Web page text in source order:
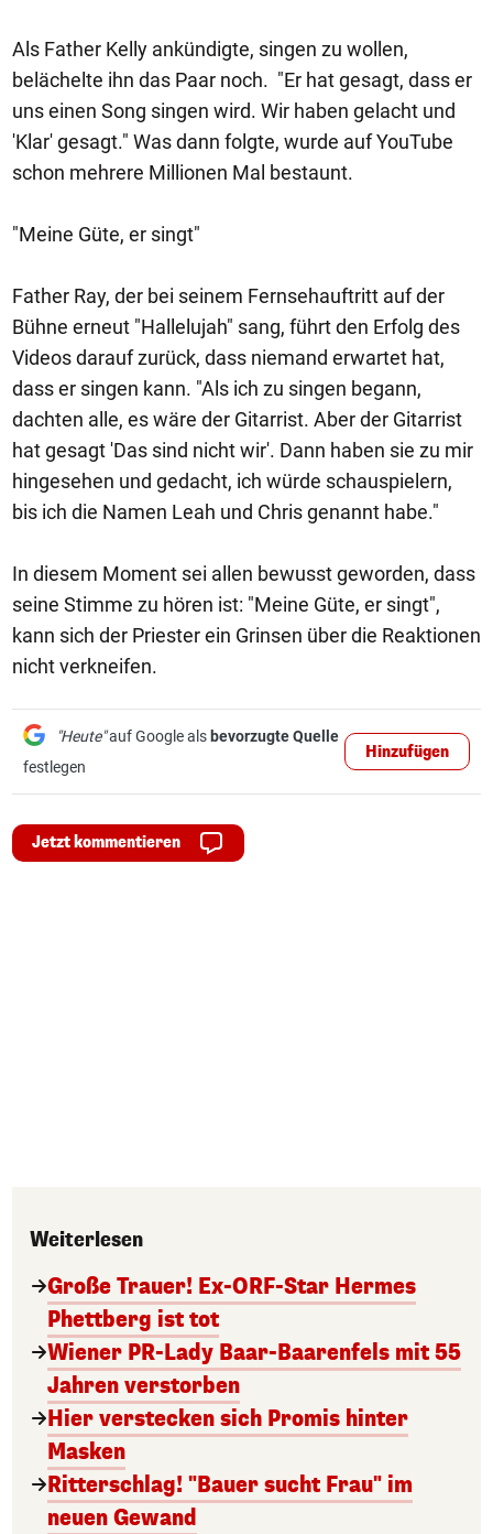
Als Father Kelly ankündigte, singen zu wollen,
belächelte ihn das Paar noch. "Er hat gesagt, dass er
uns einen Song singen wird. Wir haben gelacht und
'Klar' gesagt." Was dann folgte, wurde auf YouTube
schon mehrere Millionen Mal bestaunt.
"Meine Güte, er singt"
Father Ray, der bei seinem Fernsehauftritt auf der
Bühne erneut "Hallelujah" sang, führt den Erfolg des
Videos darauf zurück, dass niemand erwartet hat,
dass er singen kann. "Als ich zu singen begann,
dachten alle, es wäre der Gitarrist. Aber der Gitarrist
hat gesagt 'Das sind nicht wir'. Dann haben sie zu mir
hingesehen und gedacht, ich würde schauspielern,
bis ich die Namen Leah und Chris genannt habe."
In diesem Moment sei allen bewusst geworden, dass
seine Stimme zu hören ist: "Meine Güte, er singt",
kann sich der Priester ein Grinsen über die Reaktionen
nicht verkneifen.
"Heute"auf Google als bevorzugte Quelle
festlegen
Hinzufügen
Jetzt kommentieren
Weiterlesen
Große Trauer! Ex-ORF-Star Hermes
Phettberg ist tot
Wiener PR-Lady Baar-Baarenfels mit 55
Jahren verstorben
Hier verstecken sich Promis hinter
Masken
Ritterschlag! "Bauer sucht Frau" im
neuen Gewand